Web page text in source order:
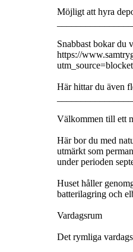
Möjligt att hyra
Snabbast bokar du
https://
Här hittar du även
Välkommen till ett
Här bor du med
utmärkt som
under perioden
Huset håller
batterilagring och
Vardagsrum
Det rymliga